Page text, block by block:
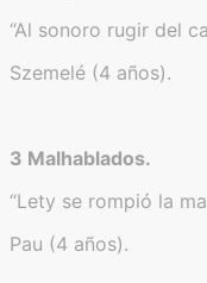
“Al sonoro rugir del
Szemelé (4 años).
3 Malhablados.
“Lety se rompió la
Pau (4 años).